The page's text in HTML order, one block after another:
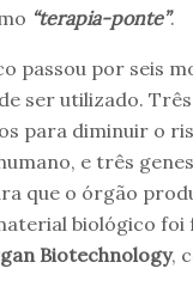
“terapia-ponte”.
passou por seis
ser utilizado.
para diminuir o
e três
que o órgão
biológico foi
Biotechnology,